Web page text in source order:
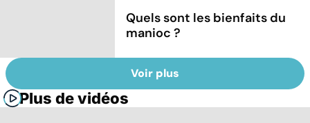
Quels sont les bienfaits du
manioc ?
Voir plus
Plus de vidéos